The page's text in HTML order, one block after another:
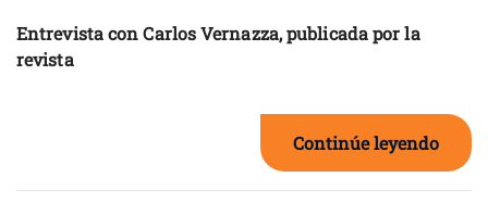
Entrevista con Carlos Vernazza, publicada por la
revista
Continúe leyendo